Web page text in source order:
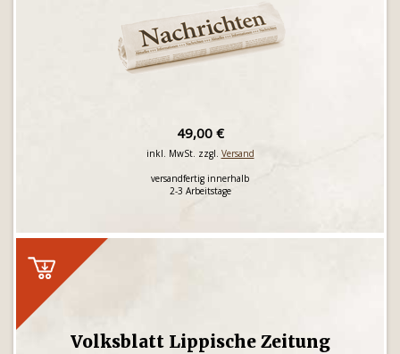
49,00 €
inkl. MwSt. zzgl. Versand
versandfertig innerhalb
2-3 Arbeitstage
Volksblatt Lippische Zeitung